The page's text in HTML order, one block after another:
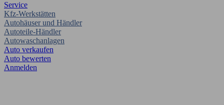
Service
Kfz-Werkstätten
Autohäuser und Händler
Autoteile-Händler
Autowaschanlagen
Auto verkaufen
Auto bewerten
Anmelden